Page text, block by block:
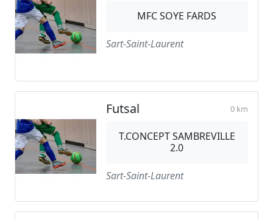
MFC SOYE FARDS
Sart-Saint-Laurent
Futsal 0 km
T.CONCEPT SAMBREVILLE
2.0
Sart-Saint-Laurent